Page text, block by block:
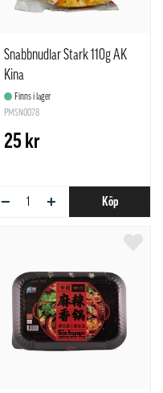
Snabbnudlar Stark 110g AK
Kina
Finns i lager
PMSN0078
25 kr
− + Köp